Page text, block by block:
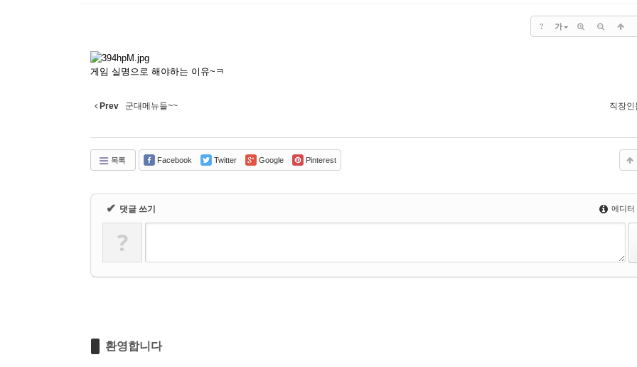
? 가
게임 실명으로 해야하는 이유~ㅋ
Prev 군대메뉴들~~ 직장인
목록 Facebook Twitter Google Pinterest
✔ 댓글 쓰기 에디터
?
환영합니다